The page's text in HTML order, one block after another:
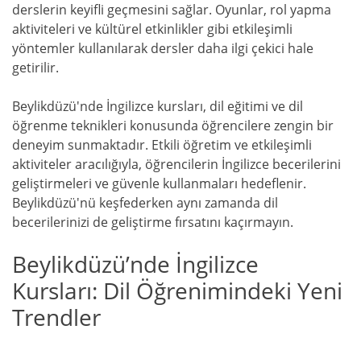
derslerin keyifli geçmesini sağlar. Oyunlar, rol yapma
aktiviteleri ve kültürel etkinlikler gibi etkileşimli
yöntemler kullanılarak dersler daha ilgi çekici hale
getirilir.
Beylikdüzü'nde İngilizce kursları, dil eğitimi ve dil
öğrenme teknikleri konusunda öğrencilere zengin bir
deneyim sunmaktadır. Etkili öğretim ve etkileşimli
aktiviteler aracılığıyla, öğrencilerin İngilizce becerilerini
geliştirmeleri ve güvenle kullanmaları hedeflenir.
Beylikdüzü'nü keşfederken aynı zamanda dil
becerilerinizi de geliştirme fırsatını kaçırmayın.
Beylikdüzü’nde İngilizce
Kursları: Dil Öğrenimindeki Yeni
Trendler